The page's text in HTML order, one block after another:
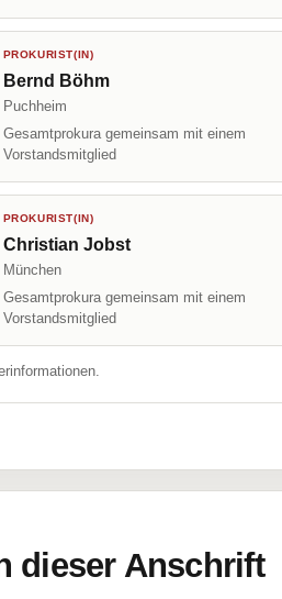
PROKURIST(IN)
Bernd Böhm
Puchheim
Gesamtprokura gemeinsam mit einem
Vorstandsmitglied
PROKURIST(IN)
Christian Jobst
München
Gesamtprokura gemeinsam mit einem
Vorstandsmitglied
dieser Anschrift